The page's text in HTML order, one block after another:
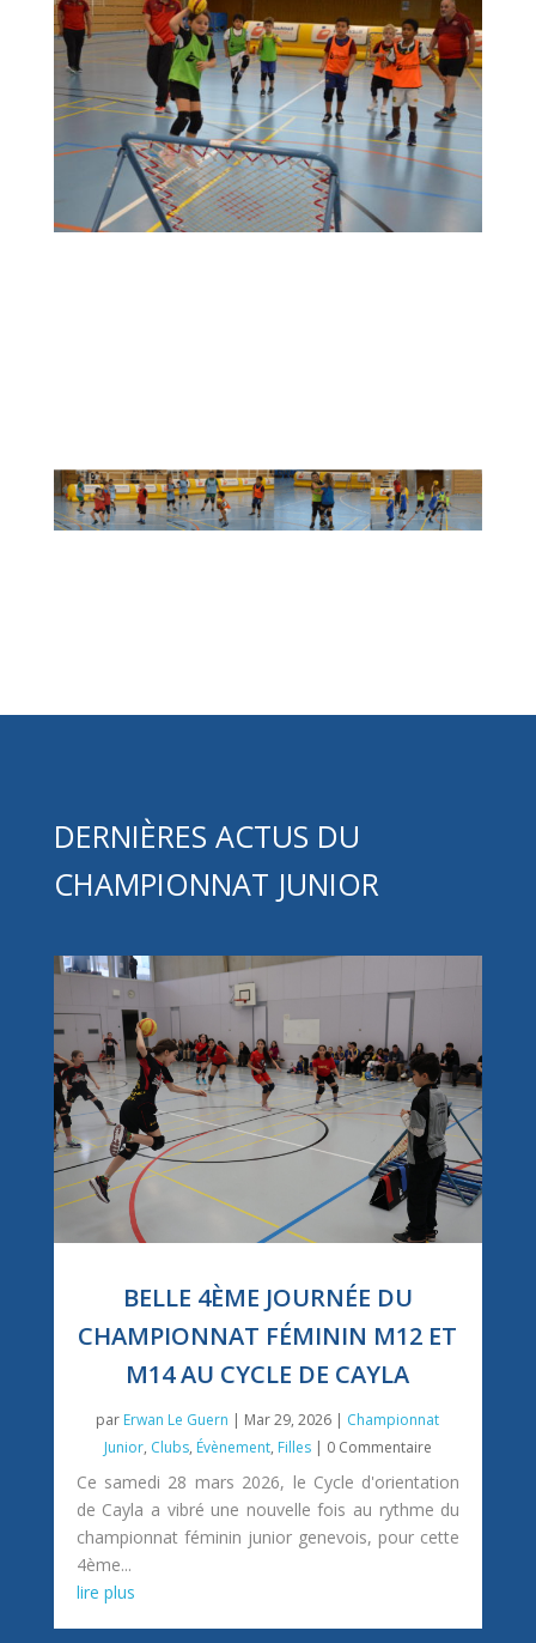
DERNIÈRES ACTUS DU
CHAMPIONNAT JUNIOR
BELLE 4ÈME JOURNÉE DU
CHAMPIONNAT FÉMININ M12 ET
M14 AU CYCLE DE CAYLA
par Erwan Le Guern | Mar 29, 2026 | Championnat
Junior, Clubs, Évènement, Filles| 0 Commentaire
Ce samedi 28 mars 2026, le Cycle d'orientation
de Cayla a vibré une nouvelle fois au rythme du
championnat féminin junior genevois, pour cette
4ème...
lire plus